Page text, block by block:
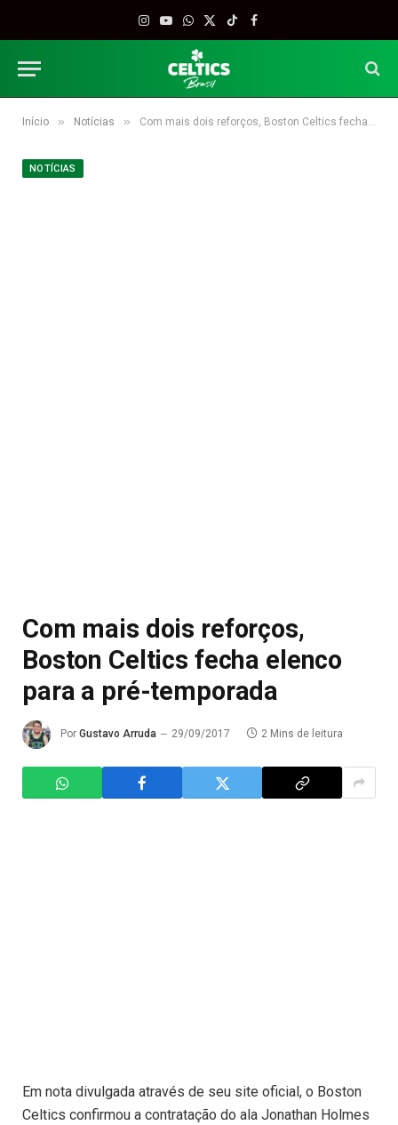
Instagram
YouTube
WhatsApp
X
TikTokFacebook
Início » Notícias » Com mais dois reforços, Boston Celtics fecha elenco para a pré-temporada
NOTÍCIAS
Com mais dois reforços,
Boston Celtics fecha elenco
para a pré-temporada
Por Gustavo Arruda 29/09/2017 2 Mins de leitura
Em nota divulgada através de seu site oficial, o Boston
Celtics confirmou a contratação do ala Jonathan Holmes